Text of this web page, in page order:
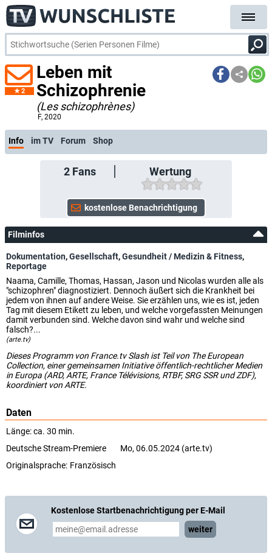
2
Leben mit
Schizophrenie
(Les schizophrènes)
F, 2020
Info im TV Forum Shop
2Fans Wertung
Filminfos
Dokumentation,Gesellschaft,Gesundheit / Medizin & Fitness,
Reportage
Naama, Camille, Thomas, Hassan, Jason und Nicolas wurden alle als
"schizophren" diagnostiziert. Dennoch äußert sich die Krankheit bei
jedem von ihnen auf andere Weise. Sie erzählen uns, wie es ist, jeden
Tag mit diesem Etikett zu leben, und welche vorgefassten Meinungen
damit verbunden sind. Welche davon sind wahr und welche sind
falsch?...
(arte.tv)
Dieses Programm von France.tv Slash ist Teil von The European
Collection, einer gemeinsamen Initiative öffentlich-rechtlicher Medien
in Europa (ARD, ARTE, France Télévisions, RTBF, SRG SSR und ZDF),
koordiniert von ARTE.
Daten
Länge: ca. 30 min.
Deutsche Stream-Premiere
Mo, 06.05.2024 (arte.tv)
Originalsprache: Französisch
Kostenlose Startbenachrichtigung per E-Mail
weiter